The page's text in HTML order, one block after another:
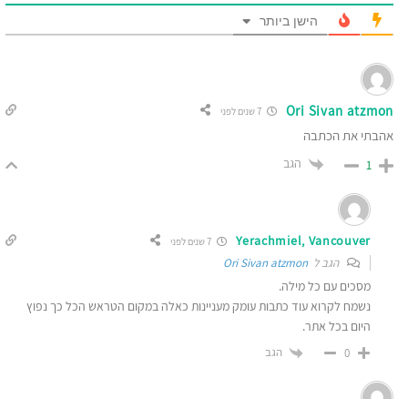
הישן ביותר
Ori Sivan atzmon 7 שנים לפני
אהבתי את הכתבה
1 הגב
Yerachmiel, Vancouver
הגב לOri Sivan atzmon
מסכים עם כל מילה.
נשמח לקרוא עוד כתבות עומק מעניינות כאלה במקום הטראש הכל כך נפוץ
היום בכל אתר.
0 הגב